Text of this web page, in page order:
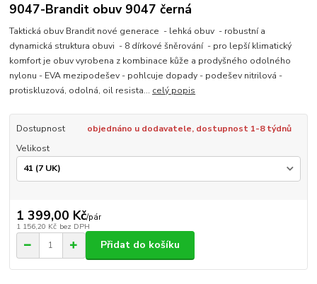
9047-Brandit obuv 9047 černá
Taktická obuv Brandit nové generace - lehká obuv - robustní a
dynamická struktura obuvi - 8 dírkové šněrování - pro lepší klimatický
komfort je obuv vyrobena z kombinace kůže a prodyšného odolného
nylonu - EVA mezipodešev - pohlcuje dopady - podešev nitrilová -
protiskluzová, odolná, oil resista... celý popis
Dostupnost
objednáno u dodavatele, dostupnost 1-8 týdnů
Velikost
1 399,00 Kč/pár
1 156,20 Kč bez DPH
Přidat do košíku